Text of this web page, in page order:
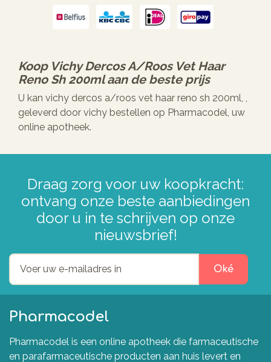
Koop Vichy Dercos A/roos Vet Haar
Reno Sh 200mlaan de beste prijs
U kan vichy dercos a/roos vet haar reno sh 200ml, ,
geleverd door vichy bestellen op Pharmacodel, uw
online apotheek.
Draag zorg voor uw koopkracht:
ontvang onze beste aanbiedingen
door u in te schrijven op onze
nieuwsbrief!
Oké
Pharmacodel
Pharmacodel is een online apotheek die farmaceutische
en parafarmaceutische producten aan huis levert en